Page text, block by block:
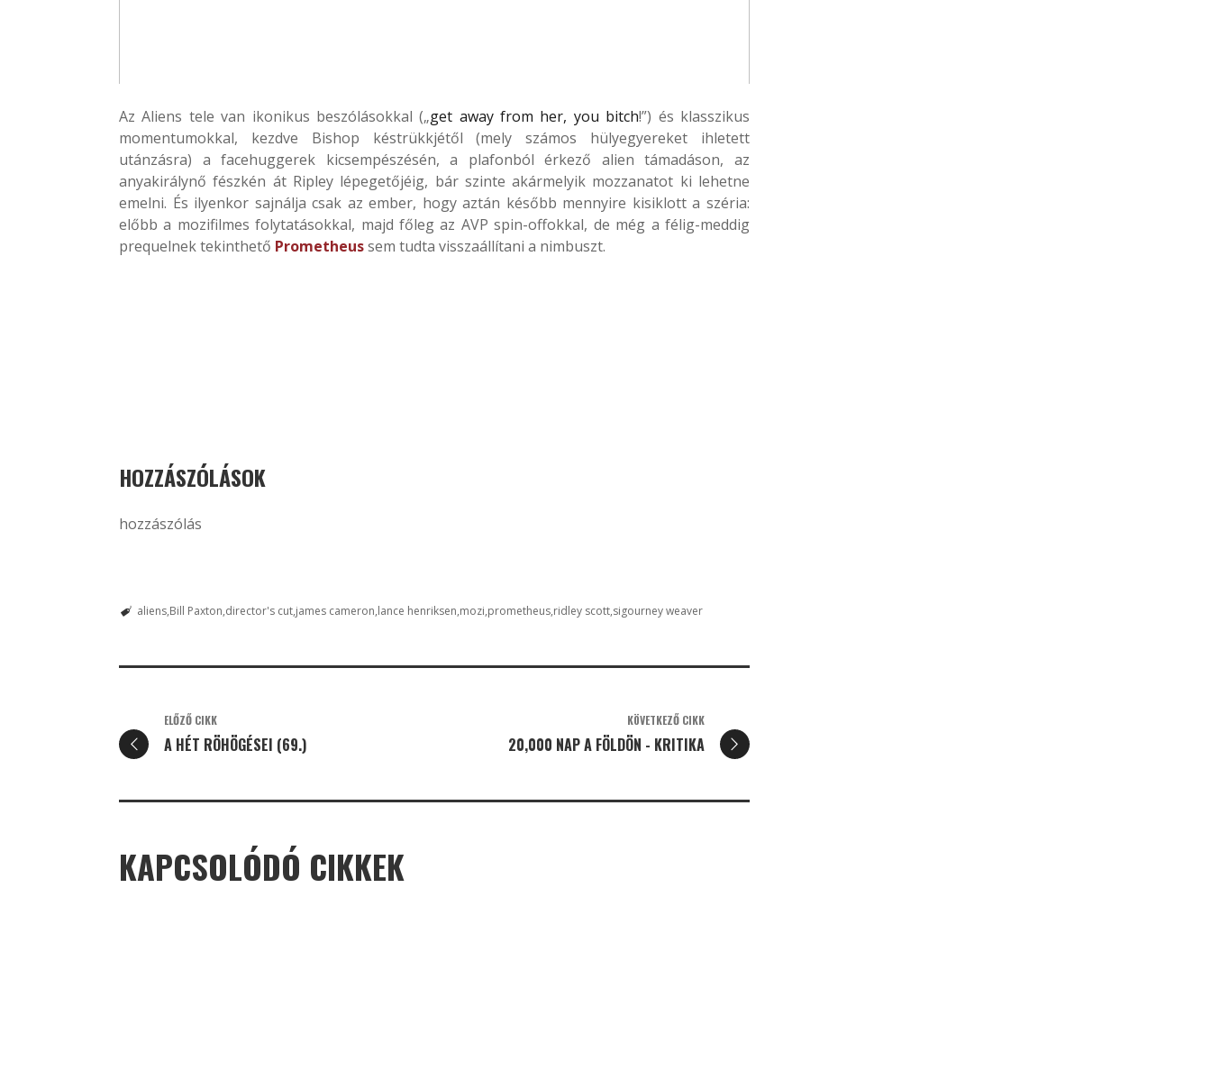
Az Aliens tele van ikonikus beszólásokkal („get away from her, you bitch!”) és klasszikus
momentumokkal, kezdve Bishop késtrükkjétől (mely számos hülyegyereket ihletett
utánzásra) a facehuggerek kicsempészésén, a plafonból érkező alien támadáson, az
anyakirálynő fészkén át Ripley lépegetőjéig, bár szinte akármelyik mozzanatot ki lehetne
emelni. És ilyenkor sajnálja csak az ember, hogy aztán később mennyire kisiklott a széria:
előbb a mozifilmes folytatásokkal, majd főleg az AVP spin-offokkal, de még a félig-meddig
prequelnek tekinthető Prometheussem tudta visszaállítani a nimbuszt.
HOZZÁSZÓLÁSOK
hozzászólás
aliens Bill Paxton director's cut james cameron lance henriksen mozi prometheus ridley scott sigourney weaver
ELŐZŐ CIKK
A HÉT RÖHÖGÉSEI (69.)
KÖVETKEZŐ CIKK
20,000 NAP A FÖLDÖN - KRITIKA
KAPCSOLÓDÓ CIKKEK